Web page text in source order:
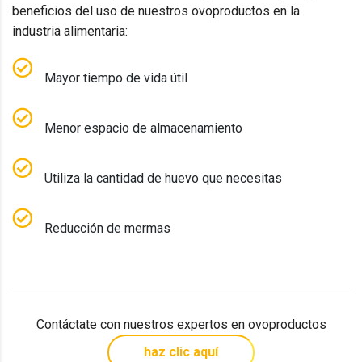
beneficios del uso de nuestros ovoproductos en la
industria alimentaria:
Mayor tiempo de vida útil
Menor espacio de almacenamiento
Utiliza la cantidad de huevo que necesitas
Reducción de mermas
Contáctate con nuestros expertos en ovoproductos
haz clic aquí